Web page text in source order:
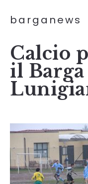
barganews
Calcio
il